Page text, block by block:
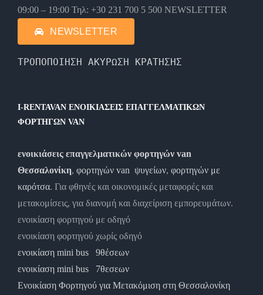
09:00 – 19:00 Τηλ: +30 231 700 5 500 NEWSLETTER
NEWSLETTER
ΤΡΟΠΟΠΟΙΗΣΗ ΑΚΥΡΩΣΗ ΚΡΑΤΗΣΗΣ
I-RENTAVAN ΕΝΟΙΚΙΑΣΕΙΣ ΕΠΑΓΓΕΛΜΑΤΙΚΩΝ
ΦΟΡΤΗΓΩΝ VAN
ενοικιάσεις επαγγελματικών φορτηγών van
Θεσσαλονίκη, φορτηγών van ψυγείων, φορτηγών με
καρότσα. Για φθηνές και οικονομικές μεταφορές και
μετακομίσεις, για διανομή και διαχείριση εμπορευμάτων.
ενοικίαση φορτηγού με οδηγό
ενοικίαση φορτηγού χωρίς οδηγό
ενοικίαση mini bus 9θέσεων
ενοικίαση mini bus 7θεσεων
Ενοικίαση Φορτηγού για Μετακόμιση στη Θεσσαλονίκη